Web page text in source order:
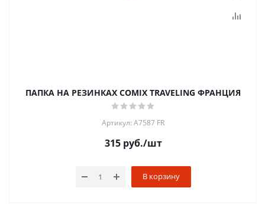
ПАПКА НА РЕЗИНКАХ COMIX TRAVELING ФРАНЦИЯ
Артикул: A7587 FR
315руб./шт
В корзину